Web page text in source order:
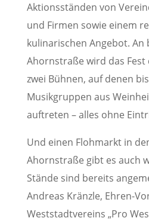
Aktionsständen von
und Firmen sowie einem
kulinarischen Angebot. An
Ahornstraße wird das
zwei Bühnen, auf denen
Musikgruppen aus
auftreten – alles ohne
Und einen Flohmarkt in
Ahornstraße gibt es auch
Stände sind bereits
Andreas Kränzle, Ehren-
Weststadtvereins „Pro